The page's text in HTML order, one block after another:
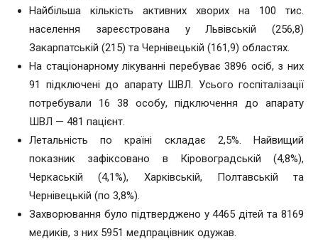
Найбільша кількість активних хворих на 100 тис.
населення зареєстрована у Львівській (256,8)
Закарпатській (215) та Чернівецькій (161,9) областях.
На стаціонарному лікуванні перебуває 3896 осіб, з них
91 підключені до апарату ШВЛ. Усього госпіталізації
потребували 16 38 особу, підключення до апарату
ШВЛ — 481 пацієнт.
Летальність по країні складає 2,5%. Найвищий
показник зафіксовано в Кіровоградській (4,8%),
Черкаській (4,1%), Харківській, Полтавській та
Чернівецькій (по 3,8%).
Захворювання було підтверджено у 4465 дітей та 8169
медиків, з них 5951 медпрацівник одужав.